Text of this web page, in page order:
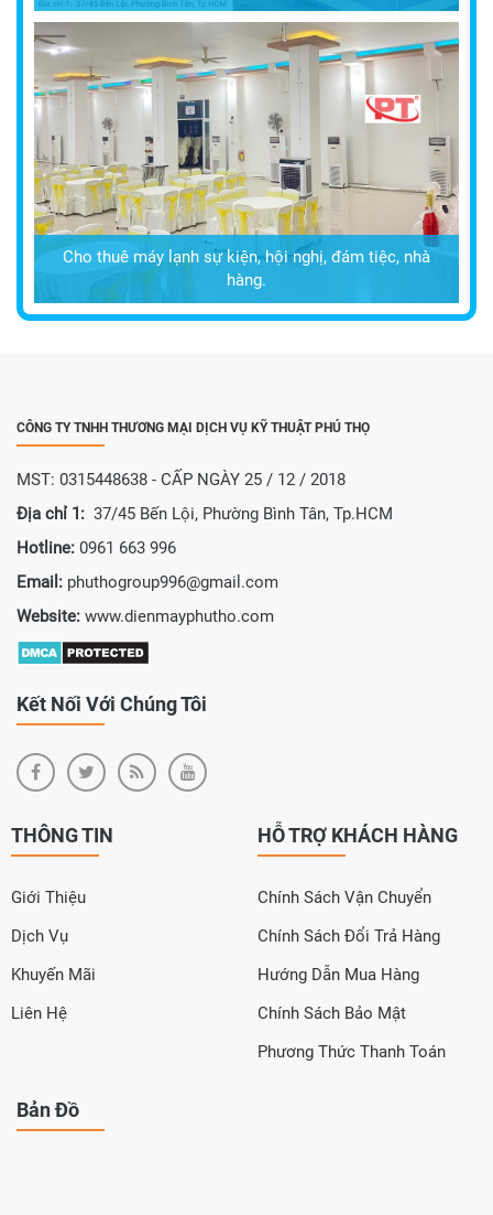
Cho thuê máy lạnh sự kiện, hội nghị, đám tiệc, nhà
hàng.
CÔNG TY TNHH THƯƠNG MẠI DỊCH VỤ KỸ THUẬT PHÚ THỌ
MST: 0315448638 - CẤP NGÀY 25 / 12 / 2018
Địa chỉ 1: 37/45 Bến Lội, Phường Bình Tân, Tp.HCM
Hotline: 0961 663 996
Email: phuthogroup996@gmail.com
Website: www.dienmayphutho.com
Kết Nối Với Chúng Tôi
THÔNG TIN
Giới Thiệu
Dịch Vụ
Khuyến Mãi
Liên Hệ
HỖ TRỢ KHÁCH HÀNG
Chính Sách Vận Chuyển
Chính Sách Đổi Trả Hàng
Hướng Dẫn Mua Hàng
Chính Sách Bảo Mật
Phương Thức Thanh Toán
Bản Đồ